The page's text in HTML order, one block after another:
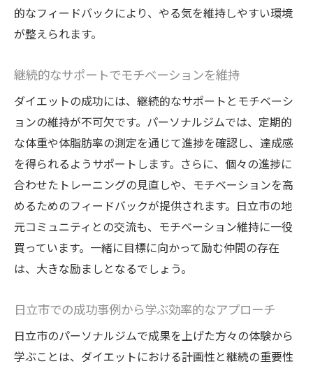
的なフィードバックにより、やる気を維持しやすい環境
が整えられます。
継続的なサポートでモチベーションを維持
ダイエットの成功には、継続的なサポートとモチベーシ
ョンの維持が不可欠です。パーソナルジムでは、定期的
な体重や体脂肪率の測定を通じて進捗を確認し、達成感
を得られるようサポートします。さらに、個々の進捗に
合わせたトレーニングの見直しや、モチベーションを高
めるためのフィードバックが提供されます。日立市の地
元コミュニティとの交流も、モチベーション維持に一役
買っています。一緒に目標に向かって励む仲間の存在
は、大きな励ましとなるでしょう。
日立市での成功事例から学ぶ効率的なアプローチ
日立市のパーソナルジムで成果を上げた方々の体験から
学ぶことは、ダイエットにおける計画性と継続の重要性